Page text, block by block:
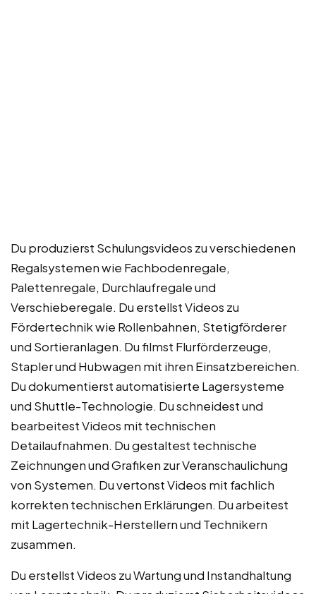
Du produzierst Schulungsvideos zu verschiedenen
Regalsystemen wie Fachbodenregale,
Palettenregale, Durchlaufregale und
Verschieberegale. Du erstellst Videos zu
Fördertechnik wie Rollenbahnen, Stetigförderer
und Sortieranlagen. Du filmst Flurförderzeuge,
Stapler und Hubwagen mit ihren Einsatzbereichen.
Du dokumentierst automatisierte Lagersysteme
und Shuttle-Technologie. Du schneidest und
bearbeitest Videos mit technischen
Detailaufnahmen. Du gestaltest technische
Zeichnungen und Grafiken zur Veranschaulichung
von Systemen. Du vertonst Videos mit fachlich
korrekten technischen Erklärungen. Du arbeitest
mit Lagertechnik-Herstellern und Technikern
zusammen.
Du erstellst Videos zu Wartung und Instandhaltung